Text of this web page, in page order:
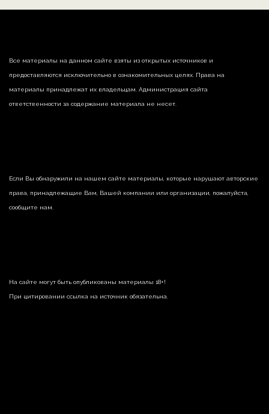
Все материалы на данном сайте взяты из открытых источников и
предоставляются исключительно в ознакомительных целях. Права на
материалы принадлежат их владельцам. Администрация сайта
ответственности за содержание материала не несет.
Если Вы обнаружили на нашем сайте материалы, которые нарушают авторские
права, принадлежащие Вам, Вашей компании или организации, пожалуйста,
сообщите нам.
На сайте могут быть опубликованы материалы 18+!
При цитировании ссылка на источник обязательна.